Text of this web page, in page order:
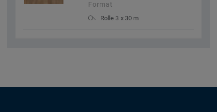
Format
Rolle 3 x 30 m